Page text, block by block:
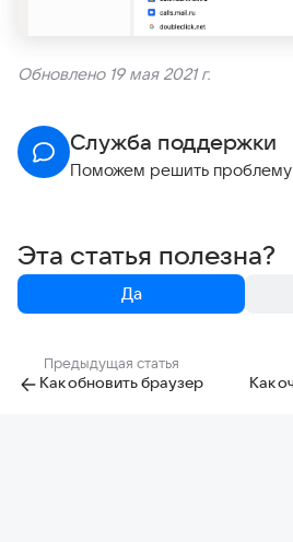
Обновлено 19 мая 2021 г.
Служба поддержки
Поможем решить проблему
Эта статья полезна?
Да
Предыдущая статья
Как обновить браузер